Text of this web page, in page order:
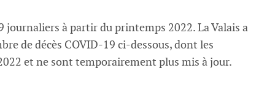
à partir du printemps 2022. La Valais a
de décès COVID-19 ci-dessous, dont les
et ne sont temporairement plus mis à jour.